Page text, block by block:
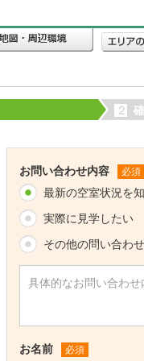
２
お問い合わせ内容 必須
最新の空室状況を
実際に見学したい
その他の問い合わ
お名前 必須